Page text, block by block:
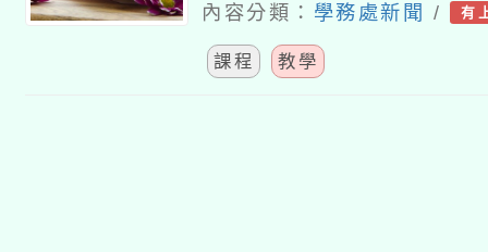
內容分類： 學務處新聞 / 有
課程 教學